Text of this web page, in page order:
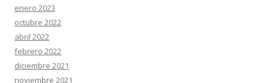
enero 2023
octubre 2022
abril 2022
febrero 2022
diciembre 2021
noviembre 2021